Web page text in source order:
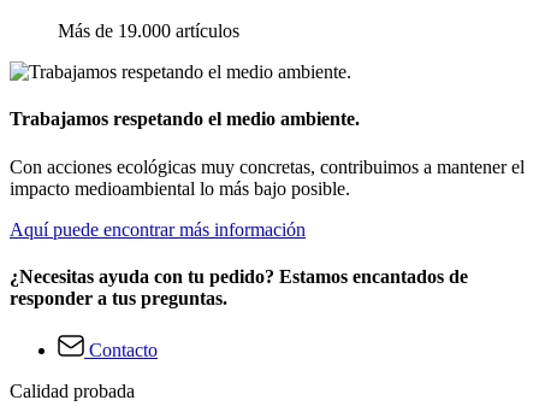
Más de 19.000 artículos
Trabajamos respetando el medio ambiente.
Con acciones ecológicas muy concretas, contribuimos a mantener el
impacto medioambiental lo más bajo posible.
Aquí puede encontrar más información
¿Necesitas ayuda con tu pedido? Estamos encantados de
responder a tus preguntas.
Contacto
Calidad probada